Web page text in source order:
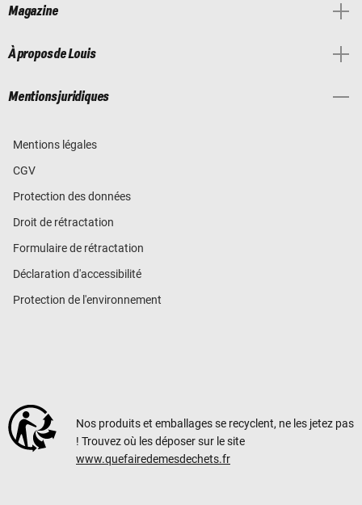
Magazine
À propos de Louis
Mentions juridiques
Mentions légales
CGV
Protection des données
Droit de rétractation
Formulaire de rétractation
Déclaration d'accessibilité
Protection de l'environnement
Nos produits et emballages se recyclent, ne les jetez pas
! Trouvez où les déposer sur le site
www.quefairedemesdechets.fr